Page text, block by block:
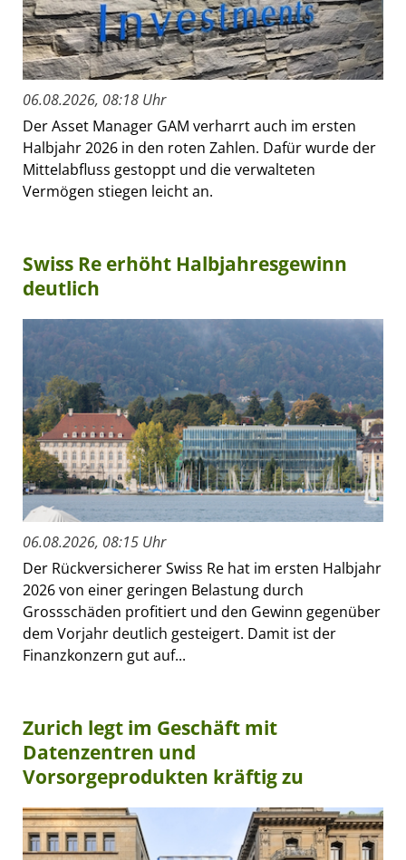
06.08.2026, 08:18 Uhr
Der Asset Manager GAM verharrt auch im ersten
Halbjahr 2026 in den roten Zahlen. Dafür wurde der
Mittelabfluss gestoppt und die verwalteten
Vermögen stiegen leicht an.
Swiss Re erhöht Halbjahresgewinn
deutlich
06.08.2026, 08:15 Uhr
Der Rückversicherer Swiss Re hat im ersten Halbjahr
2026 von einer geringen Belastung durch
Grossschäden profitiert und den Gewinn gegenüber
dem Vorjahr deutlich gesteigert. Damit ist der
Finanzkonzern gut auf...
Zurich legt im Geschäft mit
Datenzentren und
Vorsorgeprodukten kräftig zu